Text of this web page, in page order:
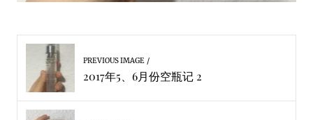
PREVIOUS IMAGE
2017年5、6月份空瓶记 2